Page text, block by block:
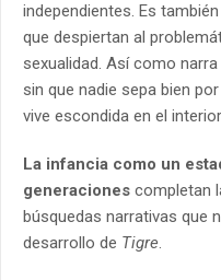
independientes. Es
que despiertan al
sexualidad. Así como
sin que nadie sepa bien
vive escondida en el
La infancia como un
generaciones completan
búsquedas narrativas que
desarrollo de Tigre.